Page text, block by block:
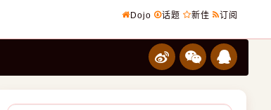
Dojo 话题 新佳 订阅